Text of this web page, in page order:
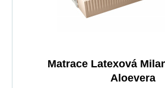
Matrace Latexová
Aloevera